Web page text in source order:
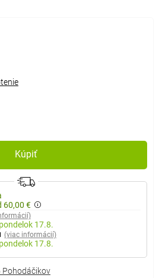
Kúpiť
60,00 €
pondelok 17.8.
(viac informácií)
pondelok 17.8.
Pohodáčikov